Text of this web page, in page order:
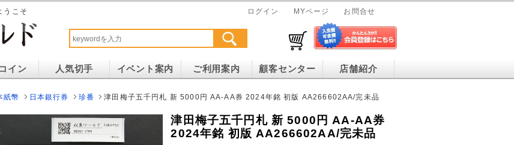
うこそ ログイン MYページ お問合せ
イン 人気切手 イベント案内 ご利用案内 顧客センター 店舗紹介
紙幣 日本銀行券 珍番 津田梅子五千円札 新 5000円 AA-AA券 2024年銘 初版 AA266602AA/完未品
津田梅子五千円札 新 5000円 AA-AA券
2024年銘 初版 AA266602AA/完未品